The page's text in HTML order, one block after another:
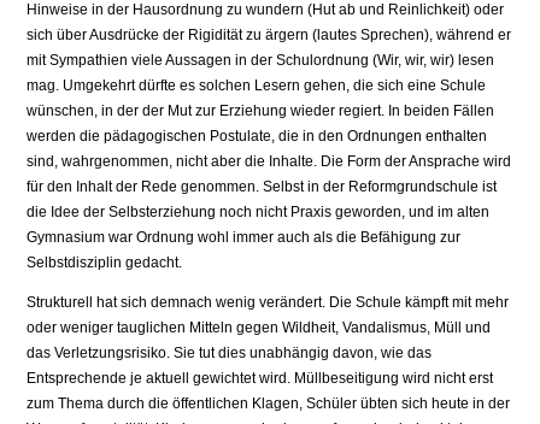
Hinweise in der Hausordnung zu wundern (Hut ab und Reinlichkeit) oder
sich über Ausdrücke der Rigidität zu ärgern (lautes Sprechen), während er
mit Sympathien viele Aussagen in der Schulordnung (Wir, wir, wir) lesen
mag. Umgekehrt dürfte es solchen Lesern gehen, die sich eine Schule
wünschen, in der der Mut zur Erziehung wieder regiert. In beiden Fällen
werden die pädagogischen Postulate, die in den Ordnungen enthalten
sind, wahrgenommen, nicht aber die Inhalte. Die Form der Ansprache wird
für den Inhalt der Rede genommen. Selbst in der Reformgrundschule ist
die Idee der Selbsterziehung noch nicht Praxis geworden, und im alten
Gymnasium war Ordnung wohl immer auch als die Befähi­gung zur
Selbstdisziplin gedacht.
Strukturell hat sich demnach wenig verändert. Die Schule kämpft mit mehr
oder weniger tauglichen Mitteln gegen Wildheit, Vandalismus, Müll und
das Verletzungsrisiko. Sie tut dies unabhängig davon, wie das
Entsprechende je aktuell gewichtet wird. Müllbeseitigung wird nicht erst
zum Thema durch die öffentlichen Klagen, Schüler übten sich heute in der